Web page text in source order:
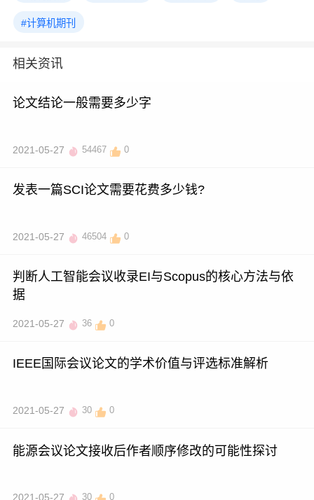
#计算机期刊
相关资讯
论文结论一般需要多少字
2021-05-27 54467 0
发表一篇SCI论文需要花费多少钱?
2021-05-27 46504 0
判断人工智能会议收录EI与Scopus的核心方法与依
据
2021-05-27 36 0
IEEE国际会议论文的学术价值与评选标准解析
2021-05-27 30 0
能源会议论文接收后作者顺序修改的可能性探讨
2021-05-27 30 0